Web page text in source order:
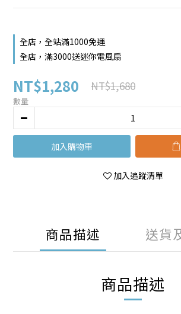
全店，全站滿1000免運
全店，滿3000送迷你電風扇
NT$1,280 NT$1,680
數量
加入購物車
加入追蹤清單
商品描述 送貨
商品描述